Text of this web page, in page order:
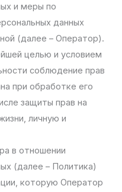
и меры по
данных
(далее – Оператор).
целью и условием
соблюдение прав
при обработке его
защиты прав на
личную и
в отношении
(далее – Политика)
которую Оператор